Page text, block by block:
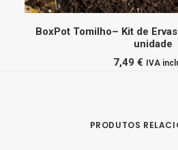
ADICIONAR
BoxPot Tomilho– Kit de
unidade
7,49 € IVA
PRODUTOS